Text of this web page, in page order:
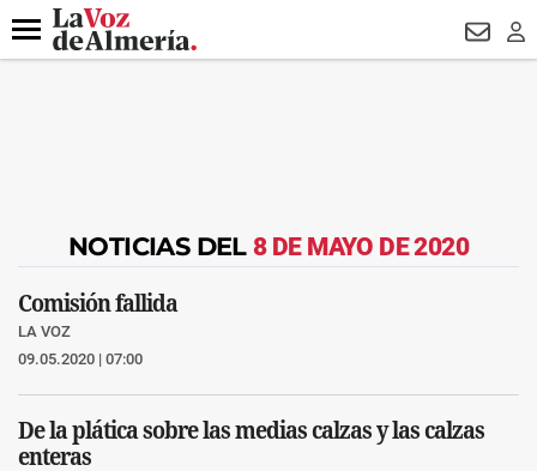
DESTACADO
Menú
NOTICIAS DEL 8 DE MAYO DE 2020
Comisión fallida
LA VOZ
09.05.2020 | 07:00
De la plática sobre las medias calzas y las calzas
enteras